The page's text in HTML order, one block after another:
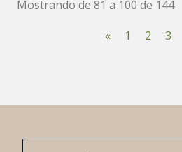
Mostrando de 81 a 100 de 144
«
1 2 3